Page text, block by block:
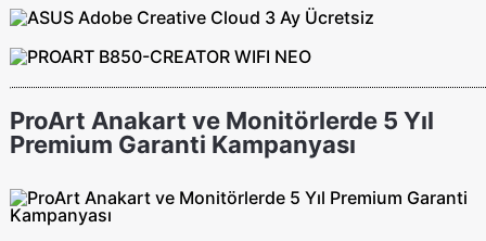
ProArt Anakart ve Monitörlerde 5 Yıl
Premium Garanti Kampanyası